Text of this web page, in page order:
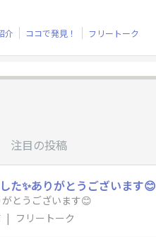
介 ココで発見！ フリートーク
注目の投稿
た✨️ありがとうございます😊
とうございます😊
| フリートーク